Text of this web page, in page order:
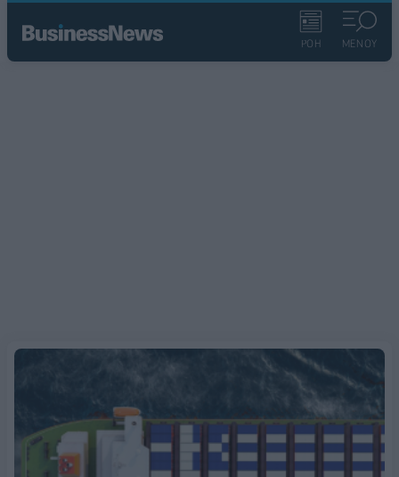
ΡΟΗ ΜΕΝΟΥ